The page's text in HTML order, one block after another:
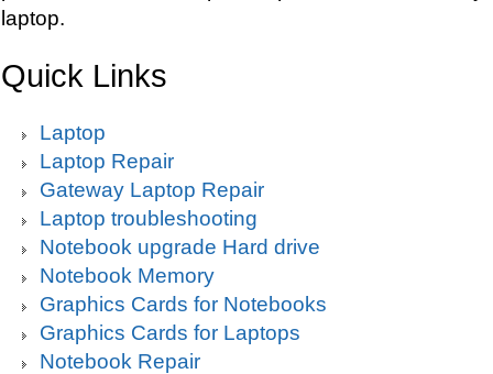
laptop.
Quick Links
Laptop
Laptop Repair
Gateway Laptop Repair
Laptop troubleshooting
Notebook upgrade Hard drive
Notebook Memory
Graphics Cards for Notebooks
Graphics Cards for Laptops
Notebook Repair